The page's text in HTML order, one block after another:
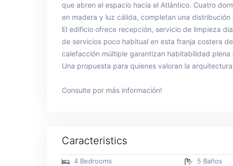
que abren el espacio hacia el Atlántico. Cuatro
en madera y luz cálida, completan una
El edificio ofrece recepción, servicio de limpieza
de servicios poco habitual en esta franja costera
calefacción múltiple garantizan habitabilidad plena
Una propuesta para quienes valoran la
Consulte por más información!
Caracteristics
4 Bedrooms 5 Baños